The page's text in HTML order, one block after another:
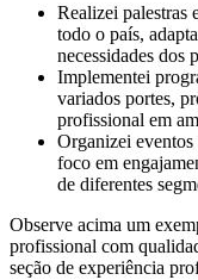
Realizei palestras
todo o país,
necessidades dos
Implementei
variados portes,
profissional em
Organizei
foco em
de diferentes
Observe acima um
profissional com
seção de experiência